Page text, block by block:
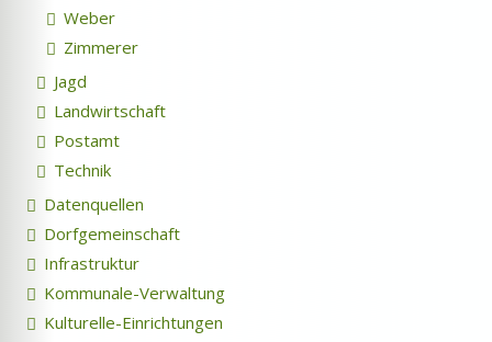
Weber
Zimmerer
Jagd
Landwirtschaft
Postamt
Technik
Datenquellen
Dorfgemeinschaft
Infrastruktur
Kommunale-Verwaltung
Kulturelle-Einrichtungen